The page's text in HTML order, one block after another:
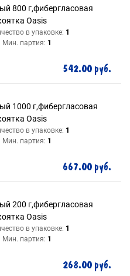
800 г,фибергласовая
Oasis
в упаковке: 1
Мин. партия: 1
542.00 руб.
1000 г,фибергласовая
Oasis
в упаковке: 1
Мин. партия: 1
667.00 руб.
200 г,фибергласовая
Oasis
в упаковке: 1
Мин. партия: 1
268.00 руб.